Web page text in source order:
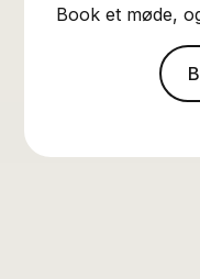
Book et møde,